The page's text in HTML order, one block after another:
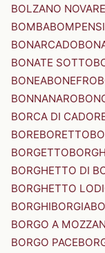
BOLZANO
BOMBA
BONARCADO
BONATE SOTTO
BONEABONEFRO
BONNANARO
BORCA DI
BOREBORETTO
BORGETTO
BORGHETTO DI
BORGHETTO
BORGHIBORGIA
BORGO A
BORGO PACE